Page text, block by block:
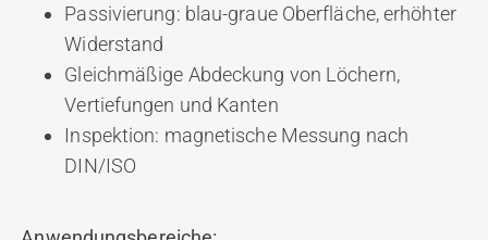
Passivierung: blau-graue Oberfläche, erhöhter
Widerstand
Gleichmäßige Abdeckung von Löchern,
Vertiefungen und Kanten
Inspektion: magnetische Messung nach
DIN/ISO